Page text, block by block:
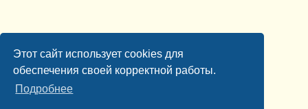
Этот сайт использует cookies для
обеспечения своей корректной работы.
Подробнее